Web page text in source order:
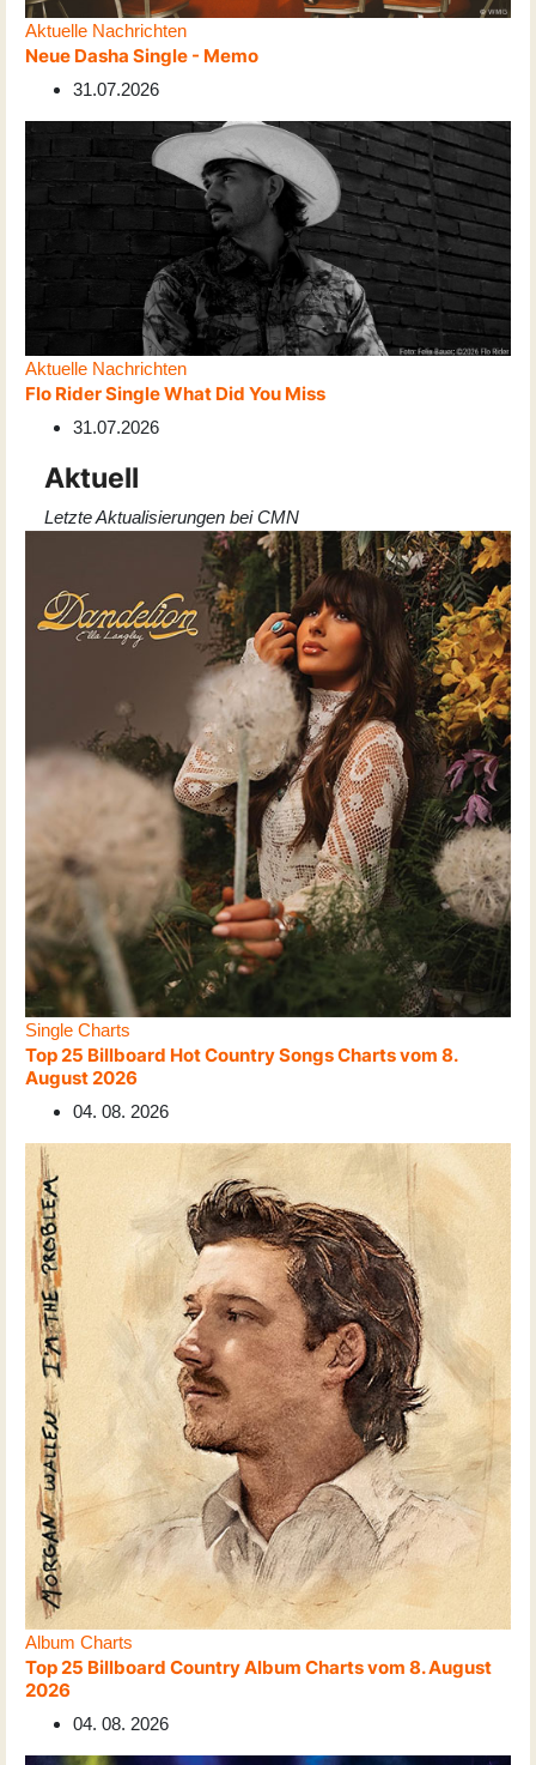
Aktuelle Nachrichten
Neue Dasha Single - Memo
31.07.2026
Aktuelle Nachrichten
Flo Rider Single What Did You Miss
31.07.2026
Aktuell
Letzte Aktualisierungen bei CMN
Single Charts
Top 25 Billboard Hot Country Songs Charts vom 8.
August 2026
04. 08. 2026
Album Charts
Top 25 Billboard Country Album Charts vom 8. August
2026
04. 08. 2026